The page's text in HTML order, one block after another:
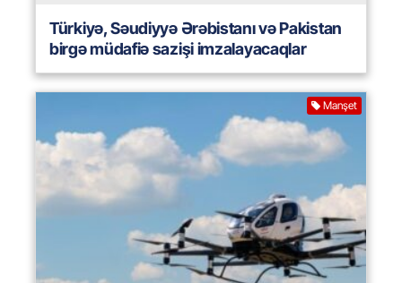
Türkiyə, Səudiyyə Ərəbistanı və Pakistan
birgə müdafiə sazişi imzalayacaqlar
Manşet